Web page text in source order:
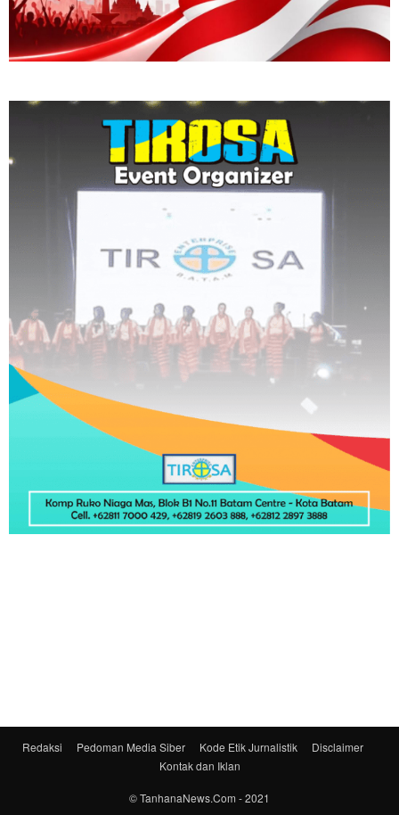
Redaksi Pedoman Media Siber Kode Etik Jurnalistik
Disclaimer
Kontak dan Iklan
© TanhanaNews.Com - 2021